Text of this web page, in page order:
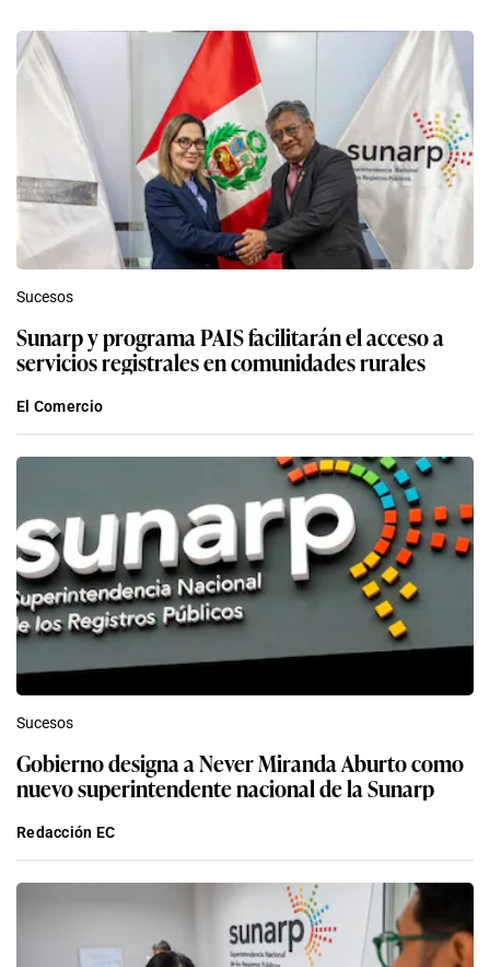
Sucesos
Sunarp y programa PAIS facilitarán el acceso a
servicios registrales en comunidades rurales
El Comercio
Sucesos
Gobierno designa a Never Miranda Aburto como
nuevo superintendente nacional de la Sunarp
Redacción EC